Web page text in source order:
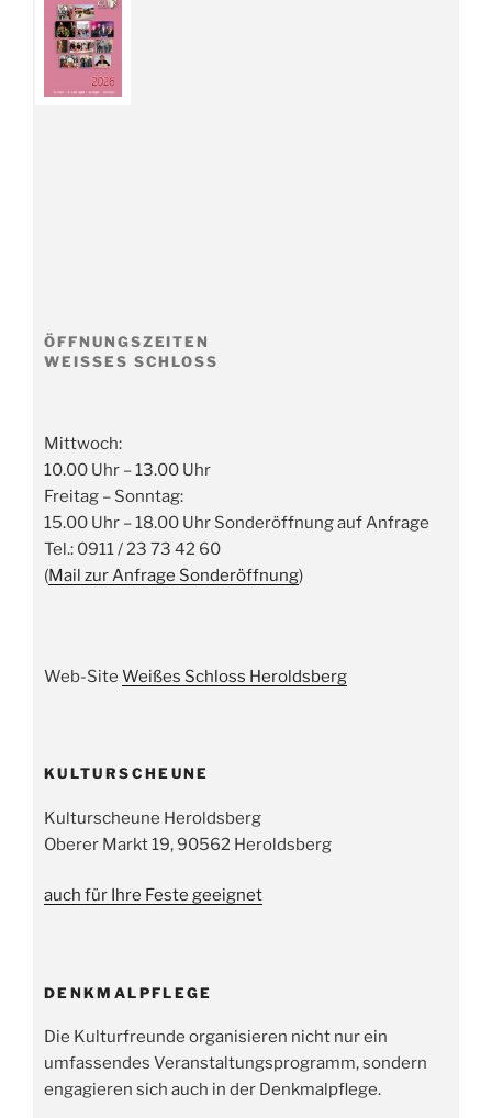
ÖFFNUNGSZEITEN
WEISSES SCHLOSS
Mittwoch:
10.00 Uhr – 13.00 Uhr
Freitag – Sonntag:
15.00 Uhr – 18.00 Uhr Sonderöffnung auf Anfrage
Tel.: 0911 / 23 73 42 60
(Mail zur Anfrage Sonderöffnung)
Web-Site Weißes Schloss Heroldsberg
KULTURSCHEUNE
Kulturscheune Heroldsberg
Oberer Markt 19, 90562 Heroldsberg
auch für Ihre Feste geeignet
DENKMALPFLEGE
Die Kulturfreunde organisieren nicht nur ein
umfassendes Veranstaltungsprogramm, sondern
engagieren sich auch in der Denkmalpflege.